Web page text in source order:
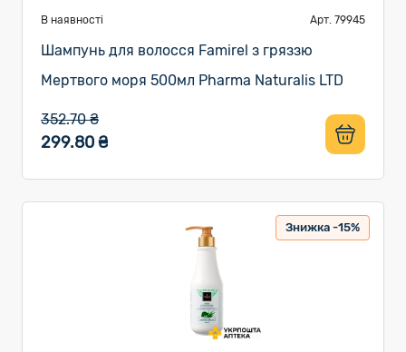
В наявності Арт. 79945
Шампунь для волосся Famirel з гряззю
Мертвого моря 500мл Pharma Naturalis LTD
352.70 ₴
299.80 ₴
Знижка -15%